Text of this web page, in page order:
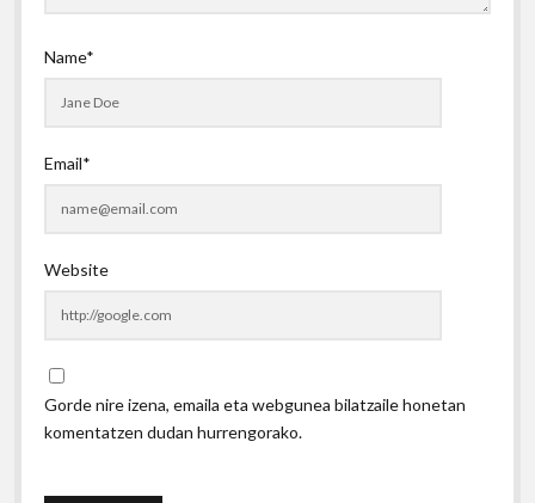
Name*
Email*
Website
Gorde nire izena, emaila eta webgunea bilatzaile honetan
komentatzen dudan hurrengorako.